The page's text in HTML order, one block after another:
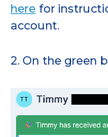
here for
account.
2. On the green